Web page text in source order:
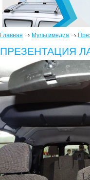
Главная → Мультимедиа →
ПРЕЗЕНТАЦИЯ